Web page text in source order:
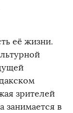
её жизни.
зрителей
занимается в